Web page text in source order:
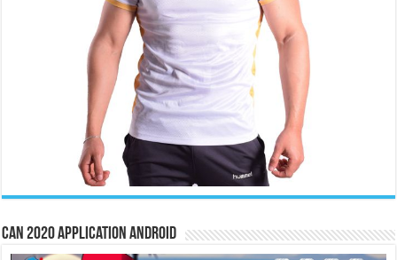
CAN 2020 Application Android